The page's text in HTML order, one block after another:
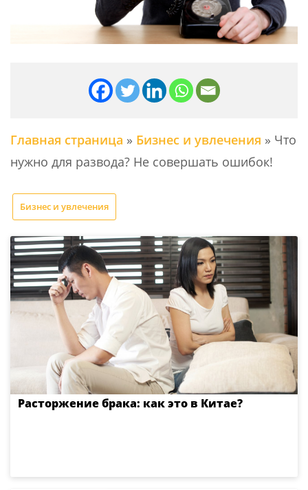
Главная страница » Бизнес и увлечения » Что
нужно для развода? Не совершать ошибок!
Бизнес и увлечения
Расторжение брака: как это в Китае?